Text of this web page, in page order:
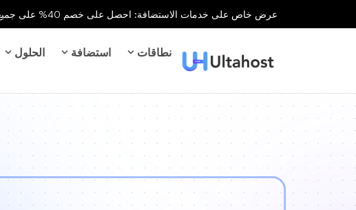
عرض خاص على خدمات الاستضافة: احصل على خصم 40% على جميع خدمات الاستضافة لفترة محدودة!
نطاقات استضافة الحلول